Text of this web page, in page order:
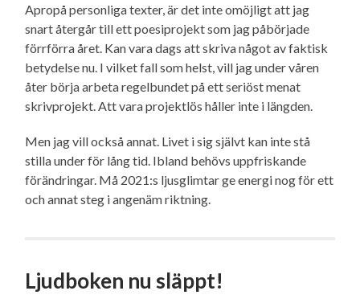
Apropå personliga texter, är det inte omöjligt att jag
snart återgår till ett poesi­projekt som jag påbörjade
förrförra året. Kan vara dags att skriva något av faktisk
betydelse nu. I vilket fall som helst, vill jag under våren
åter börja arbeta regelbundet på ett seriöst menat
skrivprojekt. Att vara projektlös håller inte i längden.
Men jag vill också annat. Livet i sig självt kan inte stå
stilla under för lång tid. Ibland behövs uppfriskande
förändringar. Må 2021:s ljusglimtar ge energi nog för ett
och annat steg i angenäm riktning.
Ljudboken nu släppt!